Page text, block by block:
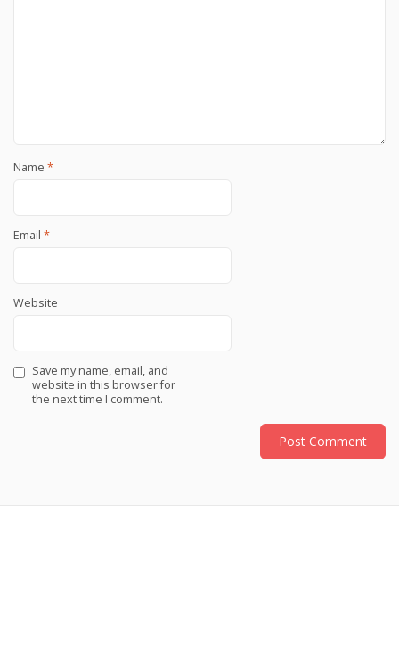
Name *
Email *
Website
Save my name, email, and
website in this browser for
the next time I comment.